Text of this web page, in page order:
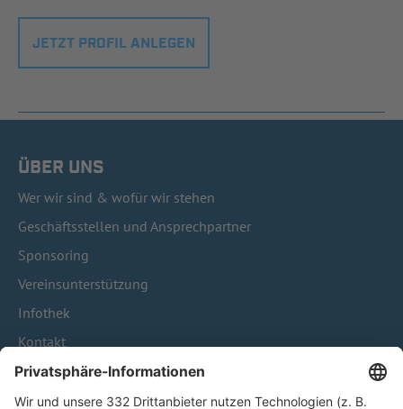
JETZT PROFIL ANLEGEN
ÜBER UNS
Wer wir sind & wofür wir stehen
Geschäftsstellen und Ansprechpartner
Sponsoring
Vereinsunterstützung
Infothek
Kontakt
HÄUFIG BESUCHTE SEITEN